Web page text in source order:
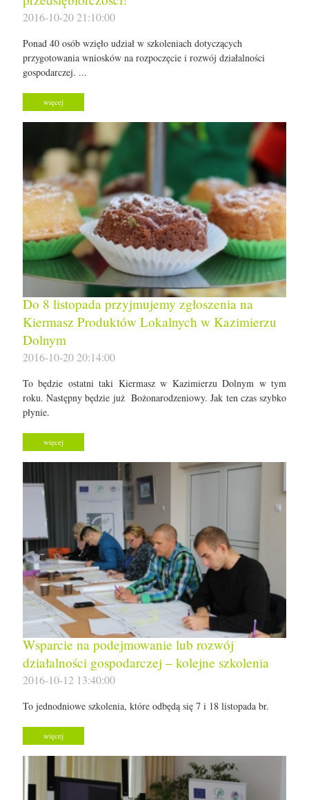
2016-10-20 21:10:00
Ponad 40 osób wzięło udział w szkoleniach dotyczących
przygotowania wniosków na rozpoczęcie i rozwój działalności
gospodarczej. ...
więcej
Do 8 listopada przyjmujemy zgłoszenia na
Kiermasz Produktów Lokalnych w Kazimierzu
Dolnym
2016-10-20 20:14:00
To będzie ostatni taki Kiermasz w Kazimierzu Dolnym w tym
roku. Następny będzie już Bożonarodzeniowy. Jak ten czas szybko
płynie.
więcej
Wsparcie na podejmowanie lub rozwój
działalności gospodarczej – kolejne szkolenia
2016-10-12 13:40:00
To jednodniowe szkolenia, które odbędą się 7 i 18 listopada br.
więcej